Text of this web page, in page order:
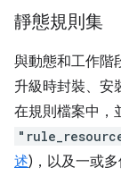
靜態規則集
與動態和工作階
升級時封裝、安
在規則檔案中，
述)，以及一或多